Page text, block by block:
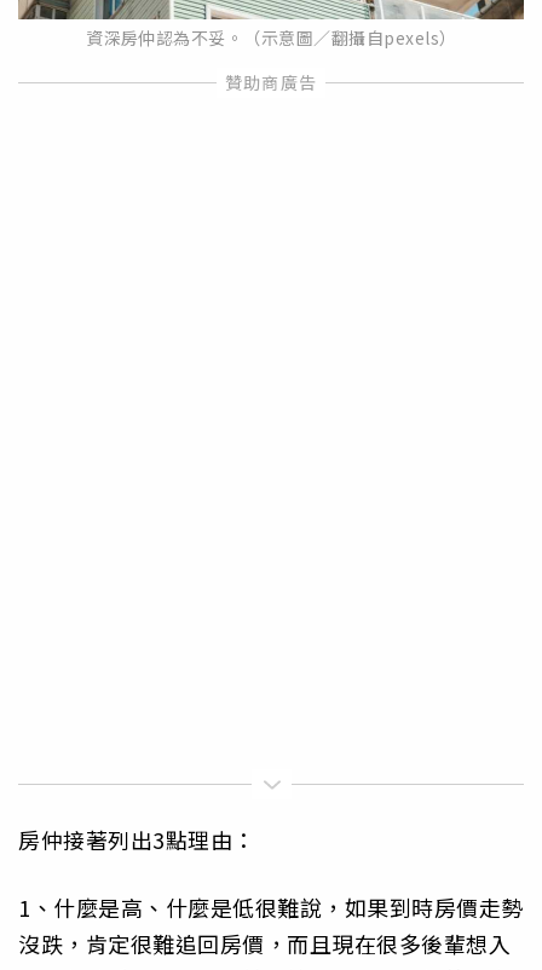
資深房仲認為不妥。（示意圖／翻攝自pexels）
房仲接著列出3點理由：
​1、什麼是高、什麼是低很難說，如果到時房價走勢
沒跌，肯定很難追回房價，而且現在很多後輩想入